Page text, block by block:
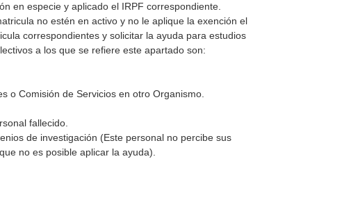
en especie y aplicado el IRPF correspondiente.
no estén en activo y no le aplique la exención el
correspondientes y solicitar la ayuda para estudios
a los que se refiere este apartado son:
o Comisión de Servicios en otro Organismo.
fallecido.
de investigación (Este personal no percibe sus
no es posible aplicar la ayuda).